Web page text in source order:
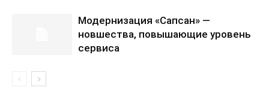
Модернизация «Сапсан» —
новшества, повышающие уровень
сервиса